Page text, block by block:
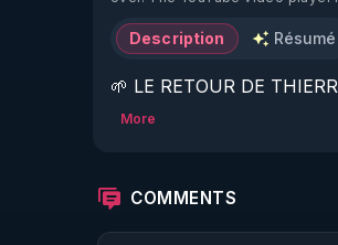
Description Résumé
🌱 LE RETOUR DE
🌱 LE MAGAZINE
More
COMMENTS